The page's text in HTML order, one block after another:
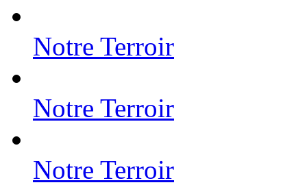
Notre Terroir
Notre Terroir
Notre Terroir